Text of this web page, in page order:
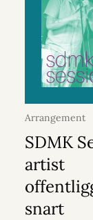
Arrangement
2026
SDMK
artist
snart